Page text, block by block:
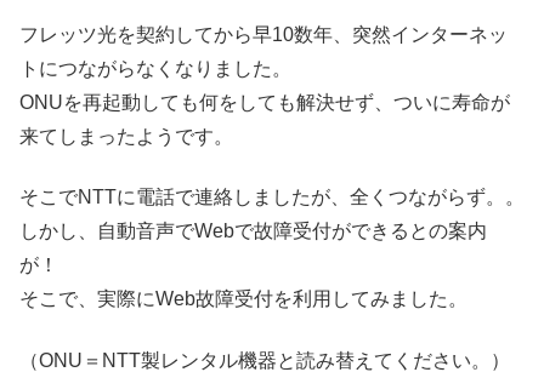
フレッツ光を契約してから早10数年、突然インターネッ
トにつながらなくなりました。
ONUを再起動しても何をしても解決せず、ついに寿命が
来てしまったようです。
そこでNTTに電話で連絡しましたが、全くつながらず。。
しかし、自動音声でWebで故障受付ができるとの案内
が！
そこで、実際にWeb故障受付を利用してみました。
（ONU＝NTT製レンタル機器と読み替えてください。）